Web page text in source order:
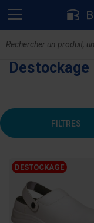
Destockage
FILTRES
DESTOCKAGE